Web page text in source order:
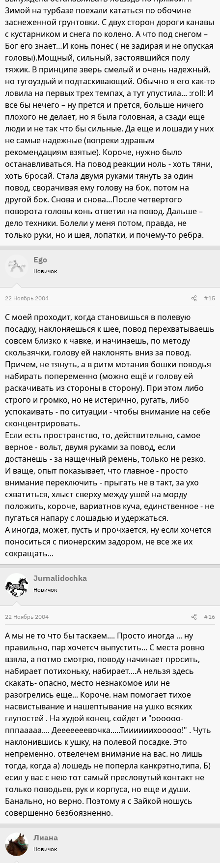
Зимой на турбазе поехали кататься по обочине
заснеженной грунтовки. С двух сторон дороги канавы
с кустарником и снега по колено. А что под снегом –
Бог его знает…И конь понес ( не задирая и не опуская
головы).Мощный, сильный, застоявшийся полу
тяжик. В принципе зверь смелый и очень надежный,
но тугоуздый и подтаскивающий. Обычно я его как-то
ловила на первых трех темпах, а тут упустила... :roll: И
все бы нечего – ну прется и прется, больше ничего
плохого не делает, но я была головная, а сзади еще
люди и не так что бы сильные. Да еще и лошади у них
не самые надежные (вопреки здравым
рекомендациям взятые). Короче, нужно было
останавливаться. На повод реакции ноль - хоть тяни,
хоть бросай. Стала двумя руками тянуть за один
повод, сворачивая ему голову на бок, потом на
другой бок. Снова и снова…После четвертого
поворота головы конь ответил на повод. Дальше –
дело техники. Болели у меня потом, правда, не
только руки, но и шея, лопатки, и почему-то ребра.
Ego
Новичок
22 Ноябрь 2004 #15
С моей проходит, когда становишься в полевую
посадку, наклоняешься к шее, повод перехватываешь
совсем близко к чавке, и начинаешь, по методу
скользячки, голову ей наклонять вниз за повод.
Причем, не тянуть, а в ритм мотания бошки поводья
набирать попеременно (можно ещё и голову ей
раскачивать из стороны в сторону). При этом либо
строго и громко, но не истерично, ругать, либо
успокаивать - по ситуации - чтобы внимание на себе
сконцентрировать.
Если есть пространство, то, действительно, самое
верное - вольт, двумя руками за повод, если
достанешь - за нащечный ремень, только не резко.
И ваще, опыт показывает, что главное - просто
внимание переключить - прыгать не в такт, за ухо
схватиться, хлыст сверху между ушей на морду
положить, короче, вариатнов куча, единственное - не
пугаться напару с лошадью и удержаться.
А иногда, может, пусть и прочхается, ну если хочется
поноситься с пионерским задором, не все же их
сокращать...
Jurnalidochka
Новичок
22 Ноябрь 2004 #16
А мы не то что бы таскаем.... Просто иногда ... ну
правильно, пар хочетсч выпустить... С места ровно
взяла, а потмо смотрю, поводу начинает просить,
набирает потихоньку, набирает....А нельзя здесь
скакать- опасно, место незнакомое или не
разогрелись еще... Короче. нам помогает тихое
насвистывание и нашептывание на ушко всяких
глупостей . На худой конец, сойдет и "оооооо-
пппааааа.... Дееееееевочка.....Тиииииихооооо!" . Чуть
наклонившись к ушку, на полевой посадке. Это
непременно. отвелечем внимание на вас. но лишь
тогда, когда а) лошедь не поперла канкрэтно,типа, Б)
есил у вас с нею тот самый пресловутый контакт не
только поводьев, рук и корпуса, но еще и души.
Банально, но верно. Поэтому я с Зайкой ношусь
совершенно безбоязненно.
Лиана
Новичок